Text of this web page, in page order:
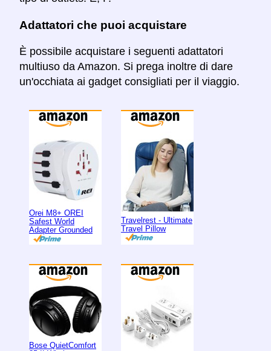
Adattatori che puoi acquistare
È possibile acquistare i seguenti adattatori
multiuso da Amazon. Si prega inoltre di dare
un'occhiata ai gadget consigliati per il viaggio.
Orei M8+ OREI
Safest World
Adapter Grounded
Travelrest - Ultimate
Travel Pillow
Bose QuietComfort